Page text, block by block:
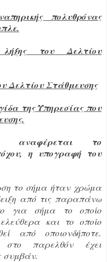
πολυθρόνας
του Δελτίου
Δελτίου Στάθμευσης
της Υπηρεσίας που
αναφέρεται το
η υπογραφή του
το σήμα ήταν χρώμα
από τις παραπάνω
για σήμα το οποίο
και το οποίο
από οποιονδήποτε.
στο παρελθόν έχει
συμβάν.